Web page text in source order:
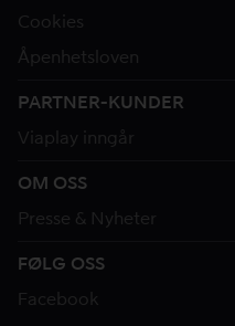
Cookies
Åpenhetsloven
PARTNER-KUNDER
Viaplay inngår
OM OSS
Presse & Nyheter
FØLG OSS
Facebook